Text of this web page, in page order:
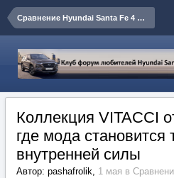
Сравнение Hyundai Santa Fe 4 TM с конкурентами
Коллекция VITACCI
где мода становится
внутренней силы
Автор: pashafrolik, 1 мая в